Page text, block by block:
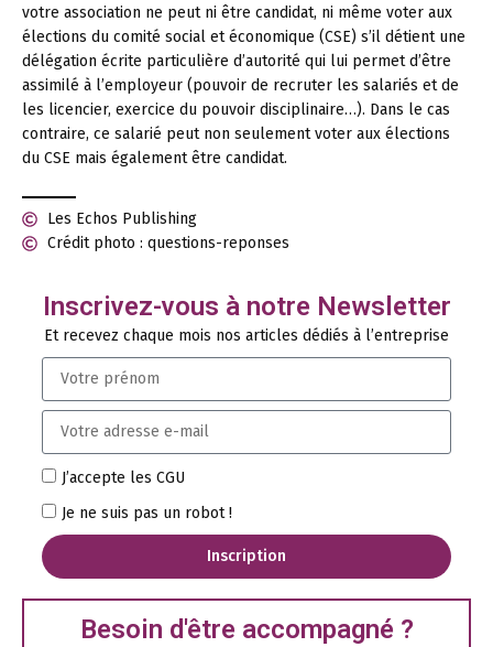
votre association ne peut ni être candidat, ni même voter aux
élections du comité social et économique (CSE) s’il détient une
délégation écrite particulière d’autorité qui lui permet d’être
assimilé à l’employeur (pouvoir de recruter les salariés et de
les licencier, exercice du pouvoir disciplinaire…). Dans le cas
contraire, ce salarié peut non seulement voter aux élections
du CSE mais également être candidat.
Les Echos Publishing
Crédit photo : questions-reponses
Inscrivez-vous à notre Newsletter
Et recevez chaque mois nos articles dédiés à l’entreprise
J’accepte les CGU
Je ne suis pas un robot !
Inscription
Besoin d'être accompagné ?